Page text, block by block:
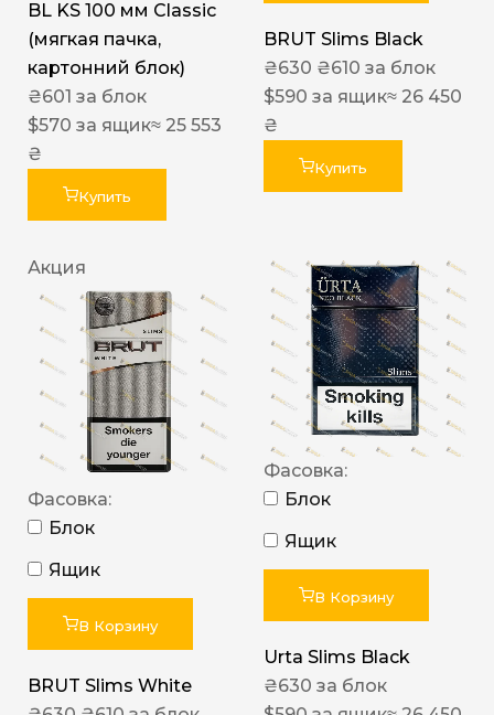
BL KS 100 мм Classic
(мягкая пачка,
картонний блок)
₴601 за блок
$570 за ящик≈ 25 553
₴
Купить
BRUT Slims Black
₴630 ₴610 за блок
$590 за ящик≈ 26 450
₴
Купить
Акция
Фасовка:
Блок
Ящик
В Корзину
BRUT Slims White
Фасовка:
Блок
Ящик
В Корзину
Urta Slims Black
₴630 за блок